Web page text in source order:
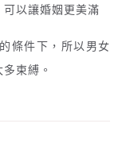
以讓婚姻更美滿
條件下，所以男女
束縛。